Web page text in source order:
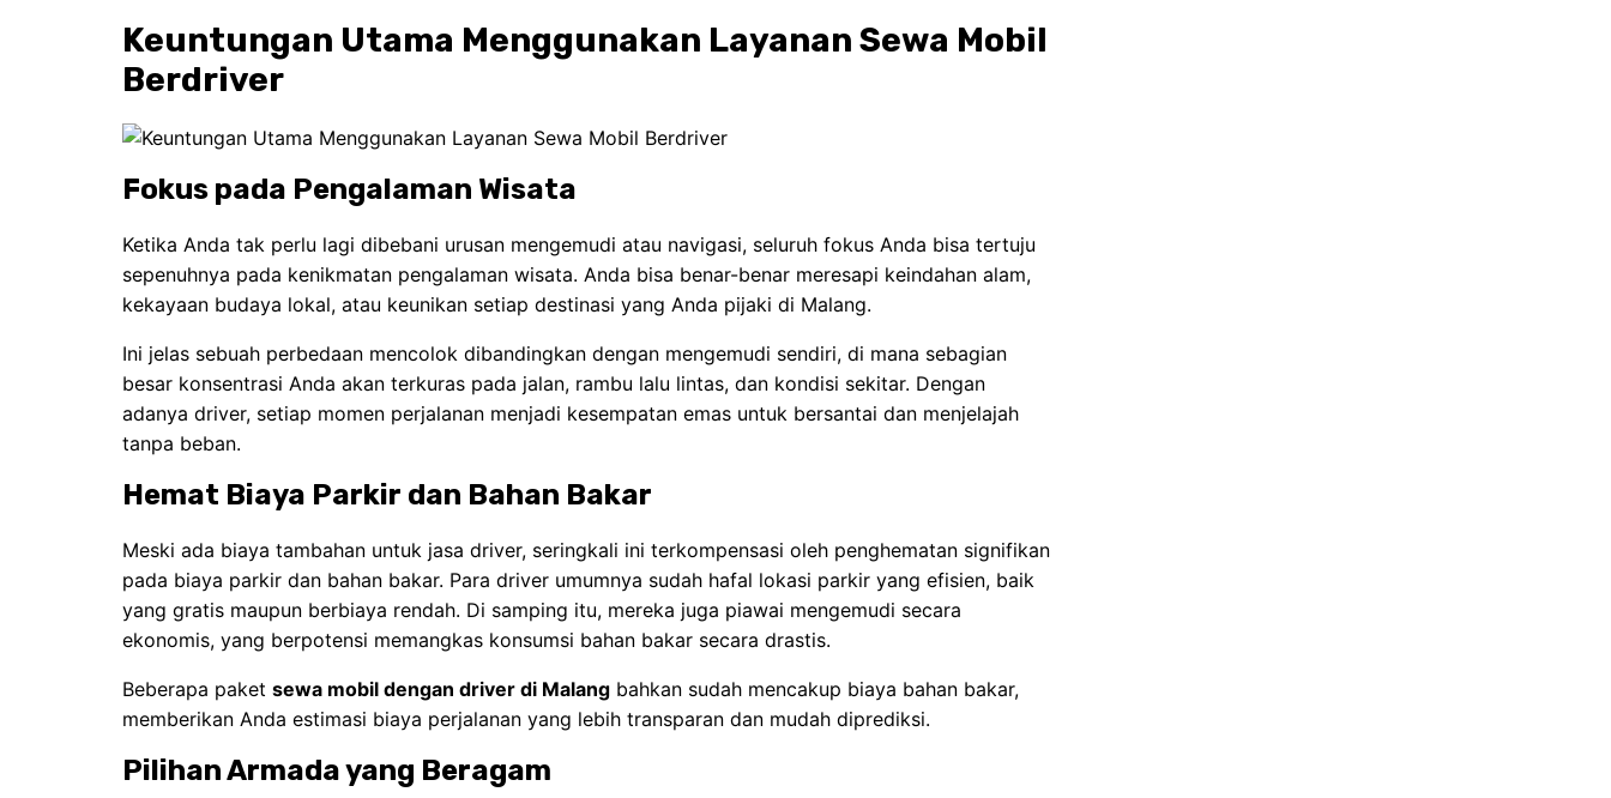
Keuntungan Utama Menggunakan Layanan Sewa Mobil
Berdriver
Fokus pada Pengalaman Wisata
Ketika Anda tak perlu lagi dibebani urusan mengemudi atau navigasi, seluruh fokus Anda bisa tertuju
sepenuhnya pada kenikmatan pengalaman wisata. Anda bisa benar-benar meresapi keindahan alam,
kekayaan budaya lokal, atau keunikan setiap destinasi yang Anda pijaki di Malang.
Ini jelas sebuah perbedaan mencolok dibandingkan dengan mengemudi sendiri, di mana sebagian
besar konsentrasi Anda akan terkuras pada jalan, rambu lalu lintas, dan kondisi sekitar. Dengan
adanya driver, setiap momen perjalanan menjadi kesempatan emas untuk bersantai dan menjelajah
tanpa beban.
Hemat Biaya Parkir dan Bahan Bakar
Meski ada biaya tambahan untuk jasa driver, seringkali ini terkompensasi oleh penghematan signifikan
pada biaya parkir dan bahan bakar. Para driver umumnya sudah hafal lokasi parkir yang efisien, baik
yang gratis maupun berbiaya rendah. Di samping itu, mereka juga piawai mengemudi secara
ekonomis, yang berpotensi memangkas konsumsi bahan bakar secara drastis.
Beberapa paket sewa mobil dengan driver di Malang bahkan sudah mencakup biaya bahan bakar,
memberikan Anda estimasi biaya perjalanan yang lebih transparan dan mudah diprediksi.
Pilihan Armada yang Beragam